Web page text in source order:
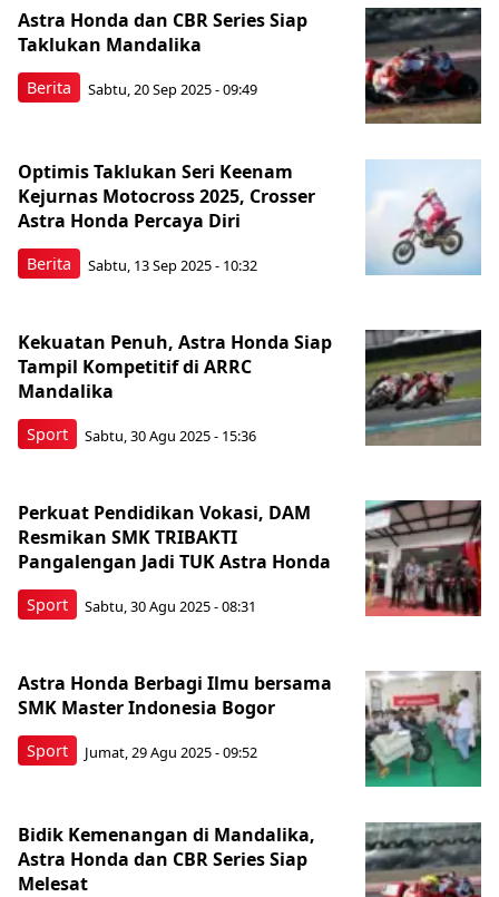
Berita
Astra Honda dan CBR Series Siap
Taklukan Mandalika
Sabtu, 20 Sep 2025 - 09:49
Berita
Optimis Taklukan Seri Keenam
Kejurnas Motocross 2025, Crosser
Astra Honda Percaya Diri
Sabtu, 13 Sep 2025 - 10:32
Sport
Kekuatan Penuh, Astra Honda Siap
Tampil Kompetitif di ARRC
Mandalika
Sabtu, 30 Agu 2025 - 15:36
Sport
Perkuat Pendidikan Vokasi, DAM
Resmikan SMK TRIBAKTI
Pangalengan Jadi TUK Astra Honda
Sabtu, 30 Agu 2025 - 08:31
Sport
Astra Honda Berbagi Ilmu bersama
SMK Master Indonesia Bogor
Jumat, 29 Agu 2025 - 09:52
Bidik Kemenangan di Mandalika,
Astra Honda dan CBR Series Siap
Melesat